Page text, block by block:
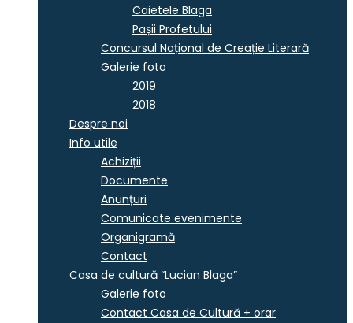
Caietele Blaga
Pașii Profetului
Concursul Național de Creație Literară
Galerie foto
2019
2018
Despre noi
Info utile
Achiziții
Documente
Anunțuri
Comunicate evenimente
Organigramă
Contact
Casa de cultură “Lucian Blaga”
Galerie foto
Contact Casa de Cultură + orar